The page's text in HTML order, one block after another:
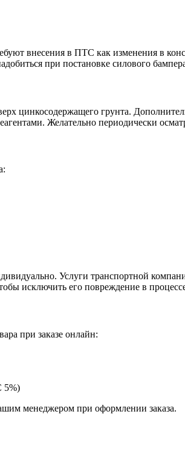
внесения в ПТС как изменения в
при постановке силового
цинкосодержащего грунта.
Желательно периодически
Услуги транспортной
исключить его повреждение в
при заказе онлайн:
5%)
менеджером при оформлении заказа.